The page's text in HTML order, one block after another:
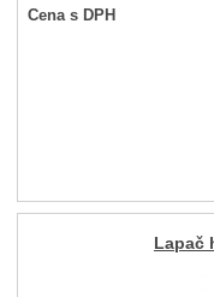
Cena s DPH
Lapač